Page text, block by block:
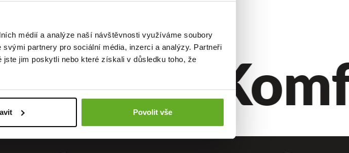
médií a analýze naší návštěvnosti využíváme soubory
partnery pro sociální média, inzerci a analýzy. Partneři
jim poskytli nebo které získali v důsledku toho, že
Povolit vše
Stil.